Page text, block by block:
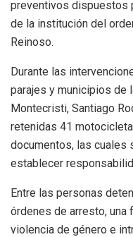
preventivos dispuestos
de la institución del
Reinoso.
Durante las
parajes y municipios de
Montecristi, Santiago
retenidas 41
documentos, las cuales
establecer
Entre las personas
órdenes de arresto, una
violencia de género e